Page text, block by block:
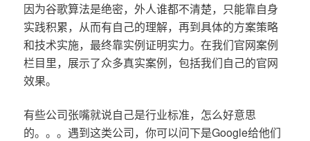
因为谷歌算法是绝密，外人谁都不清楚，只能靠自身
实践积累，从而有自己的理解，再到具体的方案策略
和技术实施，最终靠实例证明实力。在我们官网案例
栏目里，展示了众多真实案例，包括我们自己的官网
效果。
有些公司张嘴就说自己是行业标准，怎么好意思
的。。。遇到这类公司，你可以问下是Google给他们